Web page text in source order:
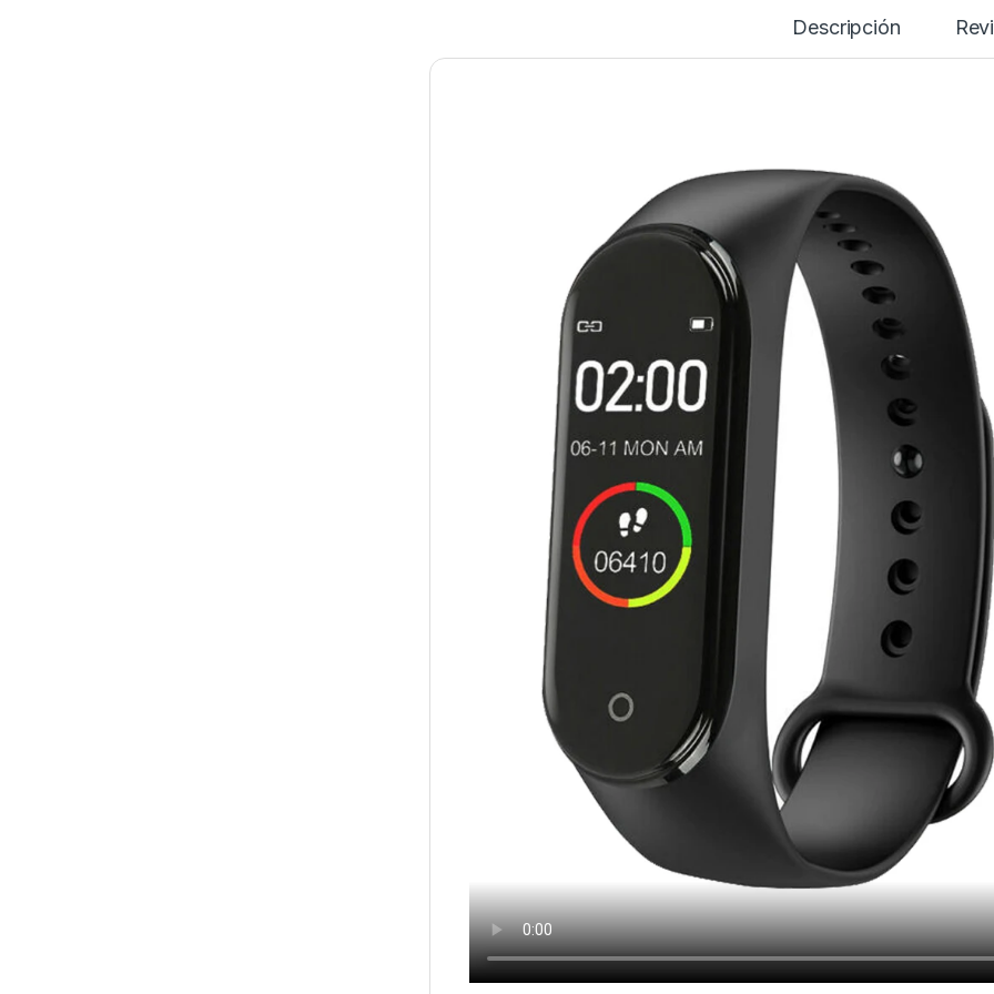
Descripción